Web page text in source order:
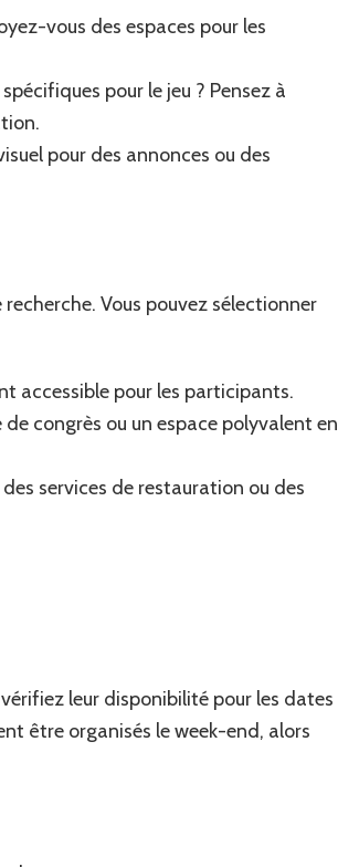
vous des espaces pour les
pour le jeu ? Pensez à
pour des annonces ou des
Vous pouvez sélectionner
accessible pour les participants.
de congrès ou un espace polyvalent en
services de restauration ou des
leur disponibilité pour les dates
être organisés le week-end, alors